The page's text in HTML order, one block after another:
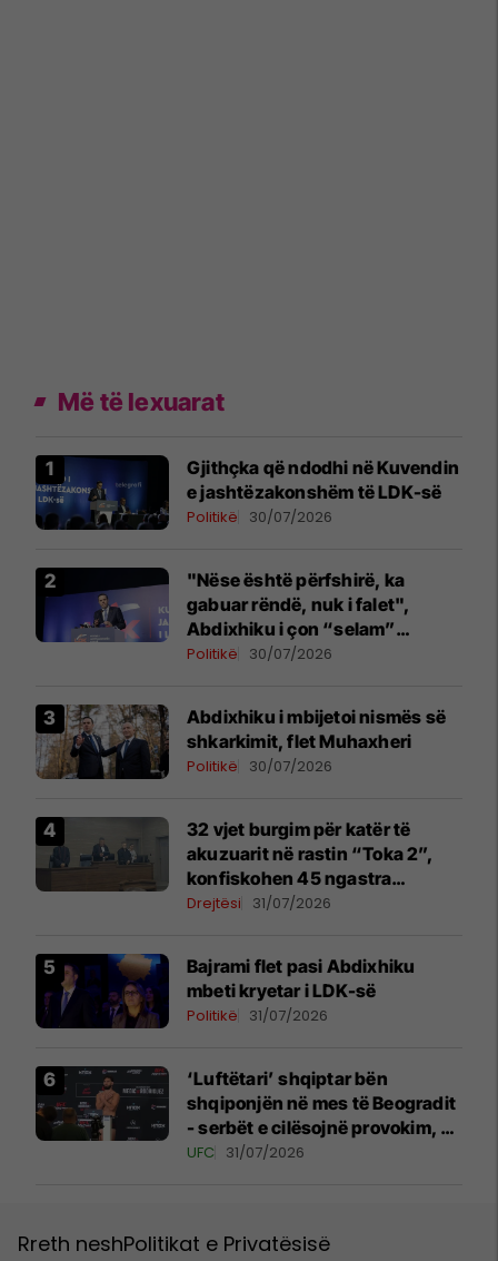
Më të lexuarat
Gjithçka që ndodhi në Kuvendin
e jashtëzakonshëm të LDK-së
Politikë 30/07/2026
"Nëse është përfshirë, ka
gabuar rëndë, nuk i falet",
Abdixhiku i çon “selam”
Përparim Ramës
Politikë 30/07/2026
Abdixhiku i mbijetoi nismës së
shkarkimit, flet Muhaxheri
Politikë 30/07/2026
32 vjet burgim për katër të
akuzuarit në rastin “Toka 2”,
konfiskohen 45 ngastra
kadastrale
Drejtësi 31/07/2026
Bajrami flet pasi Abdixhiku
mbeti kryetar i LDK-së
Politikë 31/07/2026
‘Luftëtari’ shqiptar bën
shqiponjën në mes të Beogradit
- serbët e cilësojnë provokim, ai
e cilëson simbol të identitetit
UFC 31/07/2026
Rreth neshPolitikat e Privatësisë